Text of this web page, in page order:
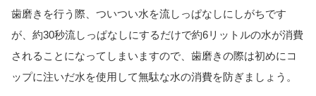
歯磨きを行う際、ついつい水を流しっぱなしにしがちです
が、約30秒流しっぱなしにするだけで約6リットルの水が消費
されることになってしまいますので、歯磨きの際は初めにコ
ップに注いだ水を使用して無駄な水の消費を防ぎましょう。